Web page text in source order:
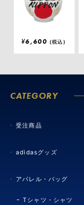
¥6,600 (税込)
CATEGORY
受注商品
adidasグッズ
アパレル・バッグ
Tシャツ・シャツ